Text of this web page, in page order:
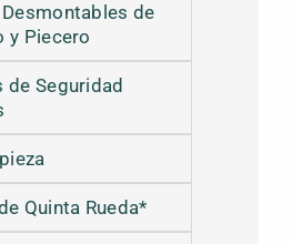
de
y Piecero
de Seguridad
Quinta Rueda*